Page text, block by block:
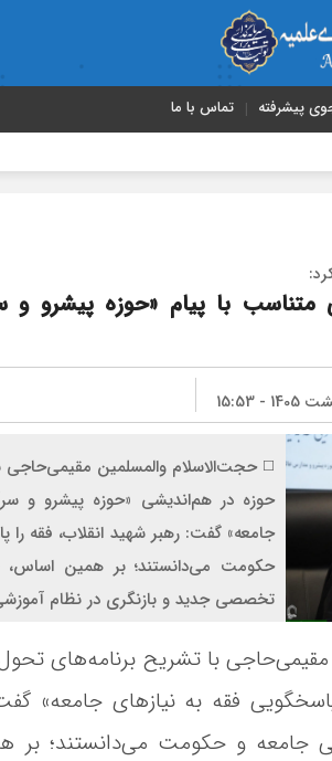
پیشرفته تماس با ما
متناسب با پیام «حوزه پیشرو
◻️ حجت‌الاسلام والمسلمین مقیمی‌حاجی
حوزه در هم‌اندیشی «حوزه پیشرو و
جامعه» گفت: رهبر شهید انقلاب، فقه
حکومت می‌دانستند؛ بر همین اساس،
تخصصی جدید و بازنگری در نظام
با تشریح برنامه‌های
فقه به نیازهای جامعه»
جامعه و حکومت می‌دانستند؛ بر